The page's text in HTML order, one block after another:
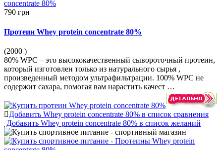
790 грн
Протеин Whey protein concentrate 80%
(2000 )
80% WPC – это высококачественный сывороточный протеин,
который изготовлен только из натурального сырья ,
произведенный методом ультрафильтрации. 100% WPC не
содержит сахара, помогая вам нарастить качест …
Добавить Whey protein concentrate 80% в список сравнения
Добавить Whey protein concentrate 80% в список желаний